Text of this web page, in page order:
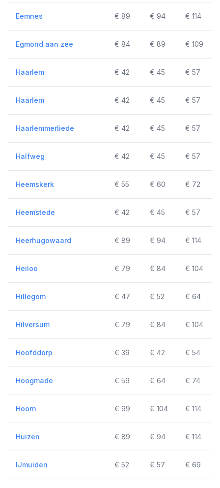
Eemnes € 89 € 94 € 114
Egmond aan zee € 84 € 89 € 109
Haarlem € 42 € 45 € 57
Haarlem € 42 € 45 € 57
Haarlemmerliede € 42 € 45 € 57
Halfweg € 42 € 45 € 57
Heemskerk € 55 € 60 € 72
Heemstede € 42 € 45 € 57
Heerhugowaard € 89 € 94 € 114
Heiloo € 79 € 84 € 104
Hillegom € 47 € 52 € 64
Hilversum € 79 € 84 € 104
Hoofddorp € 39 € 42 € 54
Hoogmade € 59 € 64 € 74
Hoorn € 99 € 104 € 114
Huizen € 89 € 94 € 114
IJmuiden € 52 € 57 € 69